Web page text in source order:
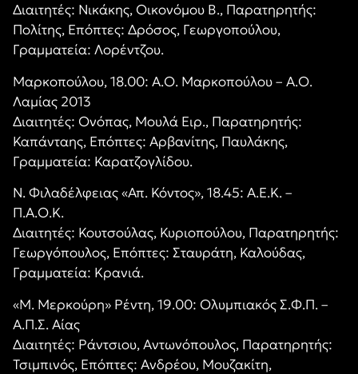
Διαιτητές: Νικάκης, Οικονόμου Β., Παρατηρητής:
Πολίτης, Επόπτες: Δρόσος, Γεωργοπούλου,
Γραμματεία: Λορέντζου.
Μαρκοπούλου, 18.00: Α.Ο. Μαρκοπούλου – Α.Ο.
Λαμίας 2013
Διαιτητές: Ονόπας, Μουλά Ειρ., Παρατηρητής:
Καπάνταης, Επόπτες: Αρβανίτης, Παυλάκης,
Γραμματεία: Καρατζογλίδου.
Ν. Φιλαδέλφειας «Απ. Κόντος», 18.45: Α.Ε.Κ. –
Π.Α.Ο.Κ.
Διαιτητές: Κουτσούλας, Κυριοπούλου, Παρατηρητής:
Γεωργόπουλος, Επόπτες: Σταυράτη, Καλούδας,
Γραμματεία: Κρανιά.
«Μ. Μερκούρη» Ρέντη, 19.00: Ολυμπιακός Σ.Φ.Π. –
Α.Π.Σ. Αίας
Διαιτητές: Ράντσιου, Αντωνόπουλος, Παρατηρητής:
Τσιμπινός, Επόπτες: Ανδρέου, Μουζακίτη,